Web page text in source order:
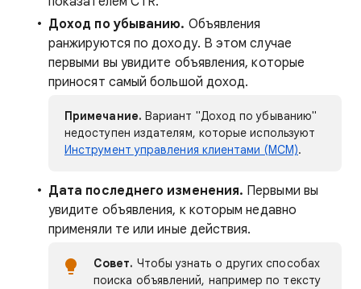
Доход по убыванию. Объявления
ранжируются по доходу. В этом случае
первыми вы увидите объявления, которые
приносят самый большой доход.
Примечание. Вариант "Доход по убыванию"
недоступен издателям, которые используют
Инструмент управления клиентами (MCM).
Дата последнего изменения. Первыми вы
увидите объявления, к которым недавно
применяли те или иные действия.
Совет. Чтобы узнать о других способах
поиска объявлений, например по тексту